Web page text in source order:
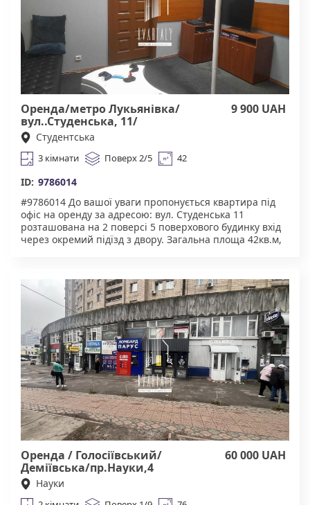
адекватною ціною. Підтримка на всіх етапах угоди. Ми
гарантуємо, що ви залишитеся задоволені
співпрацею!
Оренда/метро Лукьянівка/
вул..Студенська, 11/
Шевченківський р-н/
9 900 UAH
Студентська
3 кімнати Поверх 2/5 42
ID: 9786014
#9786014 До вашої уваги пропонується ​​квартира під
офіс на оренду за адресою: вул. Студенська 11
розташована на 2 поверсі 5 поверхового будинку вхід
через окремий підїзд з двору. Загальна площа 42кв.м,
Приміщення укомплектоване офісними меблями,
сейф, холодильник. В великій кімнаті є балкон. Можна
розглядати приміщення як для роботи, так і для житла
(установити бойлер та якусь маленьку плитку). Чудова
інфраструктура. У пішій доступності магазини, кафе.
Тихий та затишний двір, зони для відпочинку та
паркування. Зручна транспортна розв'язка. Агентство
нерухомості "Квартали" Працюючи з нами, ви
отримуєте лише перевірене житло від реальних
орендодавців за адекватною ціною. Підтримка на всіх
етапах угоди. Ми гарантуємо, що ви залишитеся
задоволені співпрацею! КОМІСІЯ АН Квартали 50% за
фактом підписання договору оренди.
Оренда / Голосіївський/
Деміївська/пр.Науки,4
60 000 UAH
Науки